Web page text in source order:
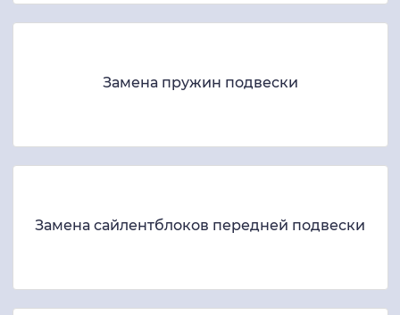
Замена пружин подвески
Замена сайлентблоков передней подвески